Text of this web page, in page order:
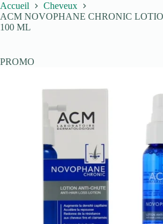
Accueil
Cheveux
ACM NOVOPHANE CHRONIC
100 ML
PROMO